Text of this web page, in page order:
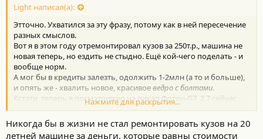
Light написал(а):
Этточно. Ухватился за эту фразу, потому как в ней пересечение
разных смыслов.
Вот я в этом году отремонтировал кузов за 250т.р., машина не
новая теперь, но ездить не стыдно. Ещё кой-чего поделать - и
вообще норм.
А мог бы в кредиты залезть, одолжить 1-2млн (а то и больше),
и опять же - хвалить новое, красивоеведро с болтами.
Кстати, теперь я посматриваю на пикап Фотон-G7, 2,7 сейчас
стоит. Сосед на нём ездил - очень понравился, по комфорту
ничем, говорит, не уступает его Каену (20 года вроде).
Нажмите для раскрытия...
Никогда бы в жизни не стал ремонтировать кузов на 20
летней машине за деньги, которые равны стоимости